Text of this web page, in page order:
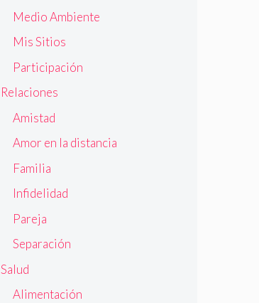
Medio Ambiente
Mis Sitios
Participación
Relaciones
Amistad
Amor en la distancia
Familia
Infidelidad
Pareja
Separación
Salud
Alimentación